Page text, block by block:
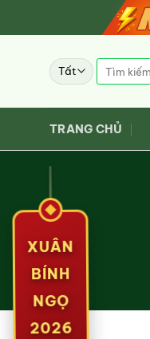
Tìm
kiếm:
TRANG CHỦ
XUÂN
BÍNH
NGỌ
2026